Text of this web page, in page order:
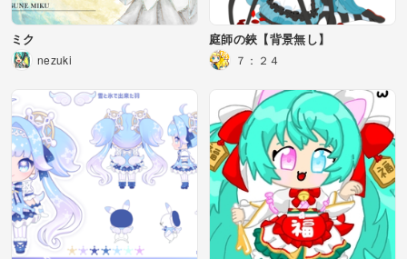
ミク
nezuki
庭師の鋏【背景無し】
７：２４